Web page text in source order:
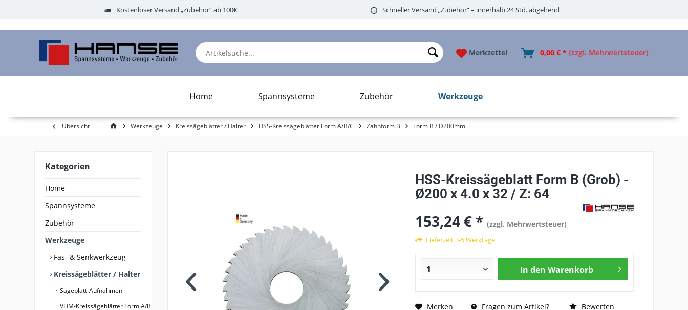
Kostenloser Versand „Zubehör“ ab 100€ Schneller Versand „Zubehör“ – innerhalb 24 Std. abgehend
Merkzettel 0,00 € * (zzgl. Mehrwertsteuer)
Home Spannsysteme Zubehör Werkzeuge
Übersicht Werkzeuge Kreissägeblätter / Halter HSS-Kreissägeblätter Form A/B/C Zahnform B Form B / D200mm
Kategorien
Home
Spannsysteme
Zubehör
Werkzeuge
Fas- & Senkwerkzeug
Kreissägeblätter / Halter
Sägeblatt-Aufnahmen
VHM-Kreissägeblätter Form A/B
HSS-Kreissägeblatt Form B (Grob) -
Ø200 x 4.0 x 32 / Z: 64
153,24 € *(zzgl. Mehrwertsteuer)
Lieferzeit 3-5 Werktage
In den Warenkorb
Merken Fragen zum Artikel? Bewerten